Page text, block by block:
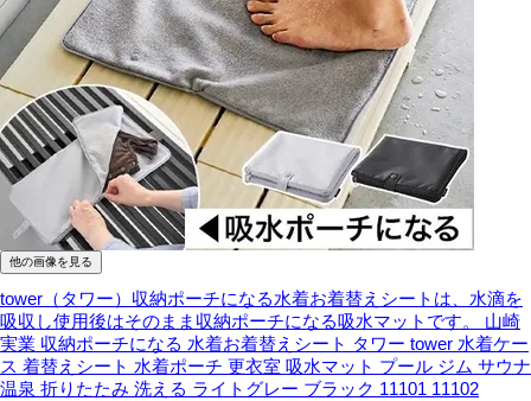
他の画像を見る
tower（タワー）収納ポーチになる水着お着替えシートは、水滴を
吸収し使用後はそのまま収納ポーチになる吸水マットです。
山崎
実業 収納ポーチになる 水着お着替えシート タワー tower 水着ケー
ス 着替えシート 水着ポーチ 更衣室 吸水マット プール ジム サウナ
温泉 折りたたみ 洗える ライトグレー ブラック 11101 11102